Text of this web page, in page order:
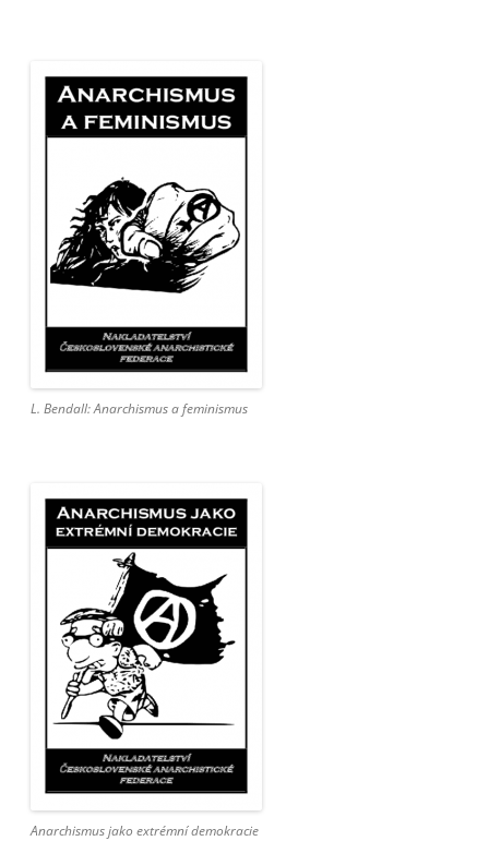
L. Bendall: Anarchismus a feminismus
Anarchismus jako extrémní demokracie